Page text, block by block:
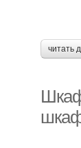
читать